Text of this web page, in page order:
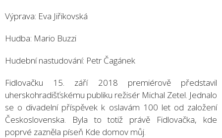
Výprava: Eva Jiřikovská
Hudba: Mario Buzzi
Hudební nastudování: Petr Čagánek
Fidlovačku 15. září 2018 premiérově představil
uherskohradišťskému publiku režisér Michal Zetel. Jednalo
se o divadelní příspěvek k oslavám 100 let od založení
Československa. Byla to totiž právě Fidlovačka, kde
poprvé zazněla píseň Kde domov můj.